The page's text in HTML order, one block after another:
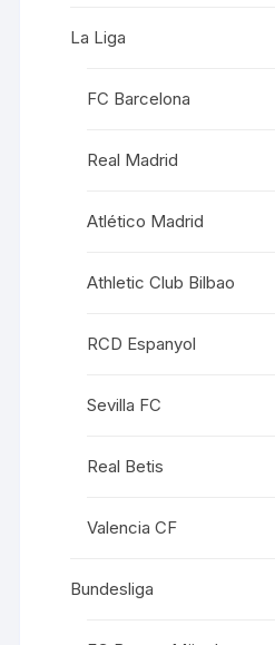
La Liga
FC Barcelona
Real Madrid
Atlético Madrid
Athletic Club Bilbao
RCD Espanyol
Sevilla FC
Real Betis
Valencia CF
Bundesliga